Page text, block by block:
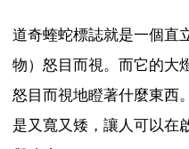
道奇蝰蛇標誌就是一個直
物）怒目而視。而它的大
怒目而視地瞪著什麼東西
是又寬又矮，讓人可以在